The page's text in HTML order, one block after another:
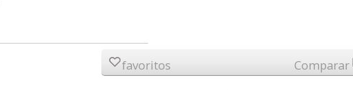
favoritos Comparar